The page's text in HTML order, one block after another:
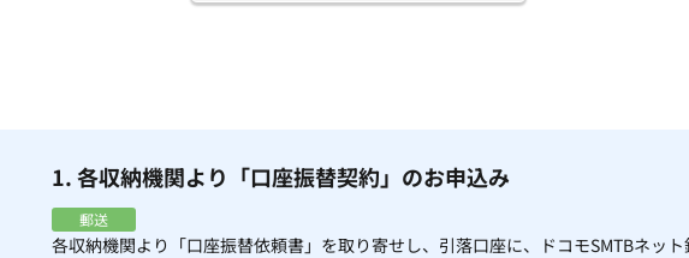
1. 各収納機関より「口座振替契約」のお申込み
郵送
各収納機関より「口座振替依頼書」を取り寄せし、引落口座に、ドコモSMTBネッ